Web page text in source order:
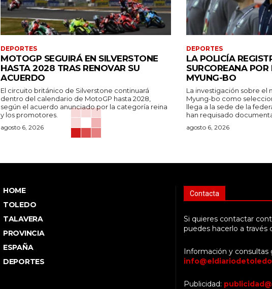
DEPORTES
MOTOGP SEGUIRÁ EN SILVERSTONE
HASTA 2028 TRAS RENOVAR SU
ACUERDO
El circuito británico de Silverstone continuará
dentro del calendario de MotoGP hasta 2028,
según el acuerdo anunciado por la categoría reina
y los promotores.
agosto 6, 2026
DEPORTES
LA POLICÍA
SURCOREANA
MYUNG-BO
La investigación sobre el
Myung-bo como
llega a la sede de la
han requisado
agosto 6, 2026
HOME
TOLEDO
TALAVERA
PROVINCIA
ESPAÑA
DEPORTES
Contacta
Si quieres contactar
puedes hacerlo a través
Información y consultas
Publicidad: